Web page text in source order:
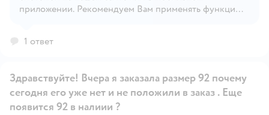
Открыть вопрос
приложении. Рекомендуем Вам применять функцию
1 ответ
Здравствуйте! Вчера я заказала размер 92 почему
сегодня его уже нет и не положили в заказ . Еще
появится 92 в налиии ?